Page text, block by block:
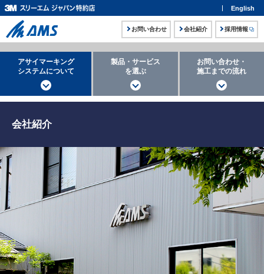
English
お問い合わせ 会社紹介 採用情報
アサイマーキング
システムについて
製品・サービス
を選ぶ
お問い合わせ・
施工までの流れ
会社紹介